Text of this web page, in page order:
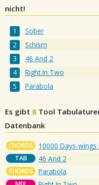
nicht!
Sober
Schism
46 And 2
Right In Two
Parabola
Es gibt 8 Tool
Datenbank
CHORDS 10000 Days-wings
TAB 46 And 2
CHORDS Parabola